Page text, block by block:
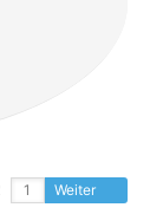
Weiter